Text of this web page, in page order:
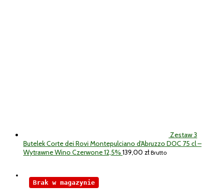
Zestaw 3
Butelek Corte dei Rovi Montepulciano d'Abruzzo DOC 75 cl –
Wytrawne Wino Czerwone 12,5% 139,00 zł Brutto
Brak w magazynie